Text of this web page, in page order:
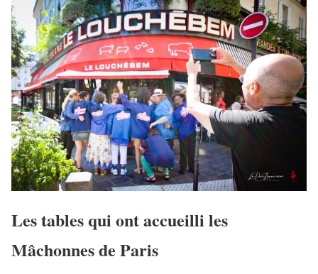
Les tables qui ont accueilli les
Mâchonnes de Paris